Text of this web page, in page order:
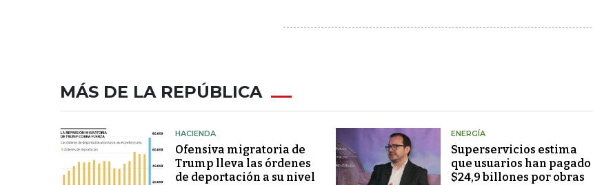
MÁS DE LA REPÚBLICA
HACIENDA
Ofensiva migratoria de
Trump lleva las órdenes
de deportación a su nivel
ENERGÍA
Superservicios estima
que usuarios han pagado
$24,9 billones por obras